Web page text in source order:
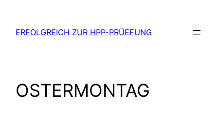
springen
ERFOLGREICH ZUR HPP-PRÜEFUNG
OSTERMONTAG